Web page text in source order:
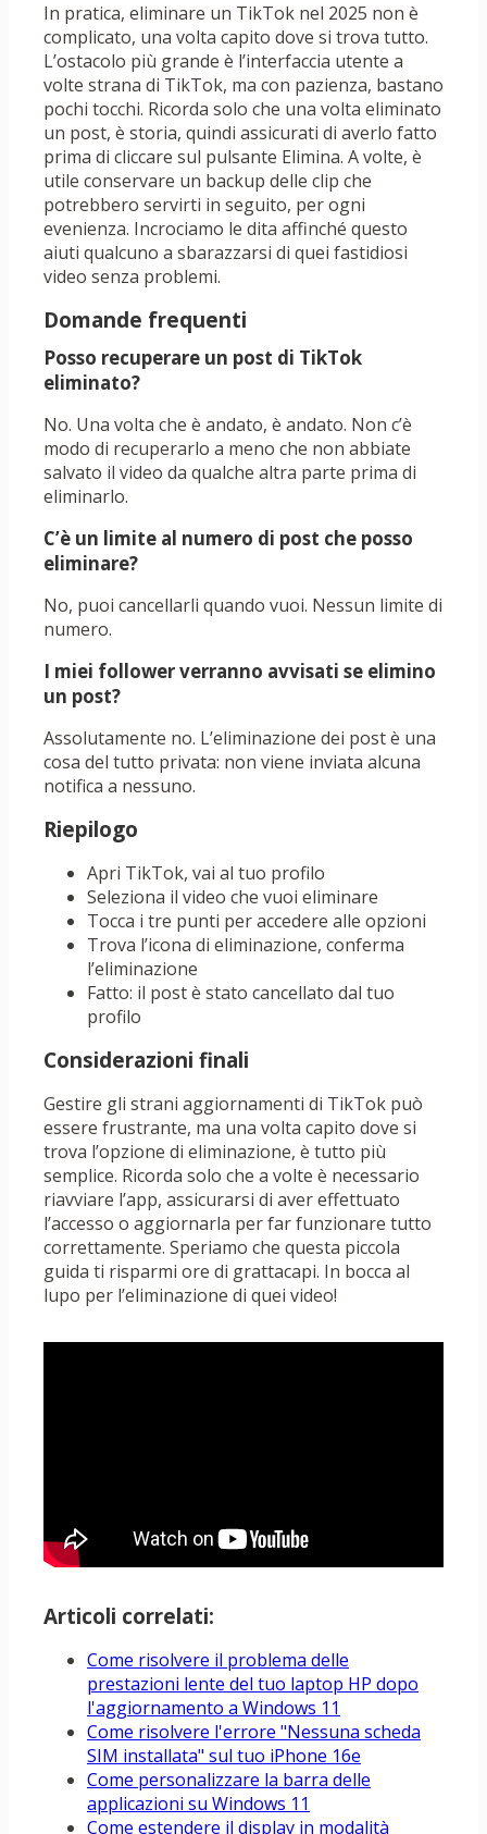
In pratica, eliminare un TikTok nel 2025 non è
complicato, una volta capito dove si trova tutto.
L’ostacolo più grande è l’interfaccia utente a
volte strana di TikTok, ma con pazienza, bastano
pochi tocchi. Ricorda solo che una volta eliminato
un post, è storia, quindi assicurati di averlo fatto
prima di cliccare sul pulsante Elimina. A volte, è
utile conservare un backup delle clip che
potrebbero servirti in seguito, per ogni
evenienza. Incrociamo le dita affinché questo
aiuti qualcuno a sbarazzarsi di quei fastidiosi
video senza problemi.
Domande frequenti
Posso recuperare un post di TikTok
eliminato?
No. Una volta che è andato, è andato. Non c’è
modo di recuperarlo a meno che non abbiate
salvato il video da qualche altra parte prima di
eliminarlo.
C’è un limite al numero di post che posso
eliminare?
No, puoi cancellarli quando vuoi. Nessun limite di
numero.
I miei follower verranno avvisati se elimino
un post?
Assolutamente no. L’eliminazione dei post è una
cosa del tutto privata: non viene inviata alcuna
notifica a nessuno.
Riepilogo
Apri TikTok, vai al tuo profilo
Seleziona il video che vuoi eliminare
Tocca i tre punti per accedere alle opzioni
Trova l’icona di eliminazione, conferma
l’eliminazione
Fatto: il post è stato cancellato dal tuo
profilo
Considerazioni finali
Gestire gli strani aggiornamenti di TikTok può
essere frustrante, ma una volta capito dove si
trova l’opzione di eliminazione, è tutto più
semplice. Ricorda solo che a volte è necessario
riavviare l’app, assicurarsi di aver effettuato
l’accesso o aggiornarla per far funzionare tutto
correttamente. Speriamo che questa piccola
guida ti risparmi ore di grattacapi. In bocca al
lupo per l’eliminazione di quei video!
Articoli correlati:
Come risolvere il problema delle
prestazioni lente del tuo laptop HP dopo
l'aggiornamento a Windows 11
Come risolvere l'errore "Nessuna scheda
SIM installata" sul tuo iPhone 16e
Come personalizzare la barra delle
applicazioni su Windows 11
Come estendere il display in modalità